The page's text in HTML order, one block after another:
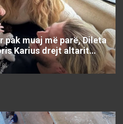
pak muaj më parë, Dileta
Karius drejt altarit…